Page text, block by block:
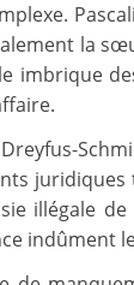
la
imbrique
juridiques
illégale
indûment